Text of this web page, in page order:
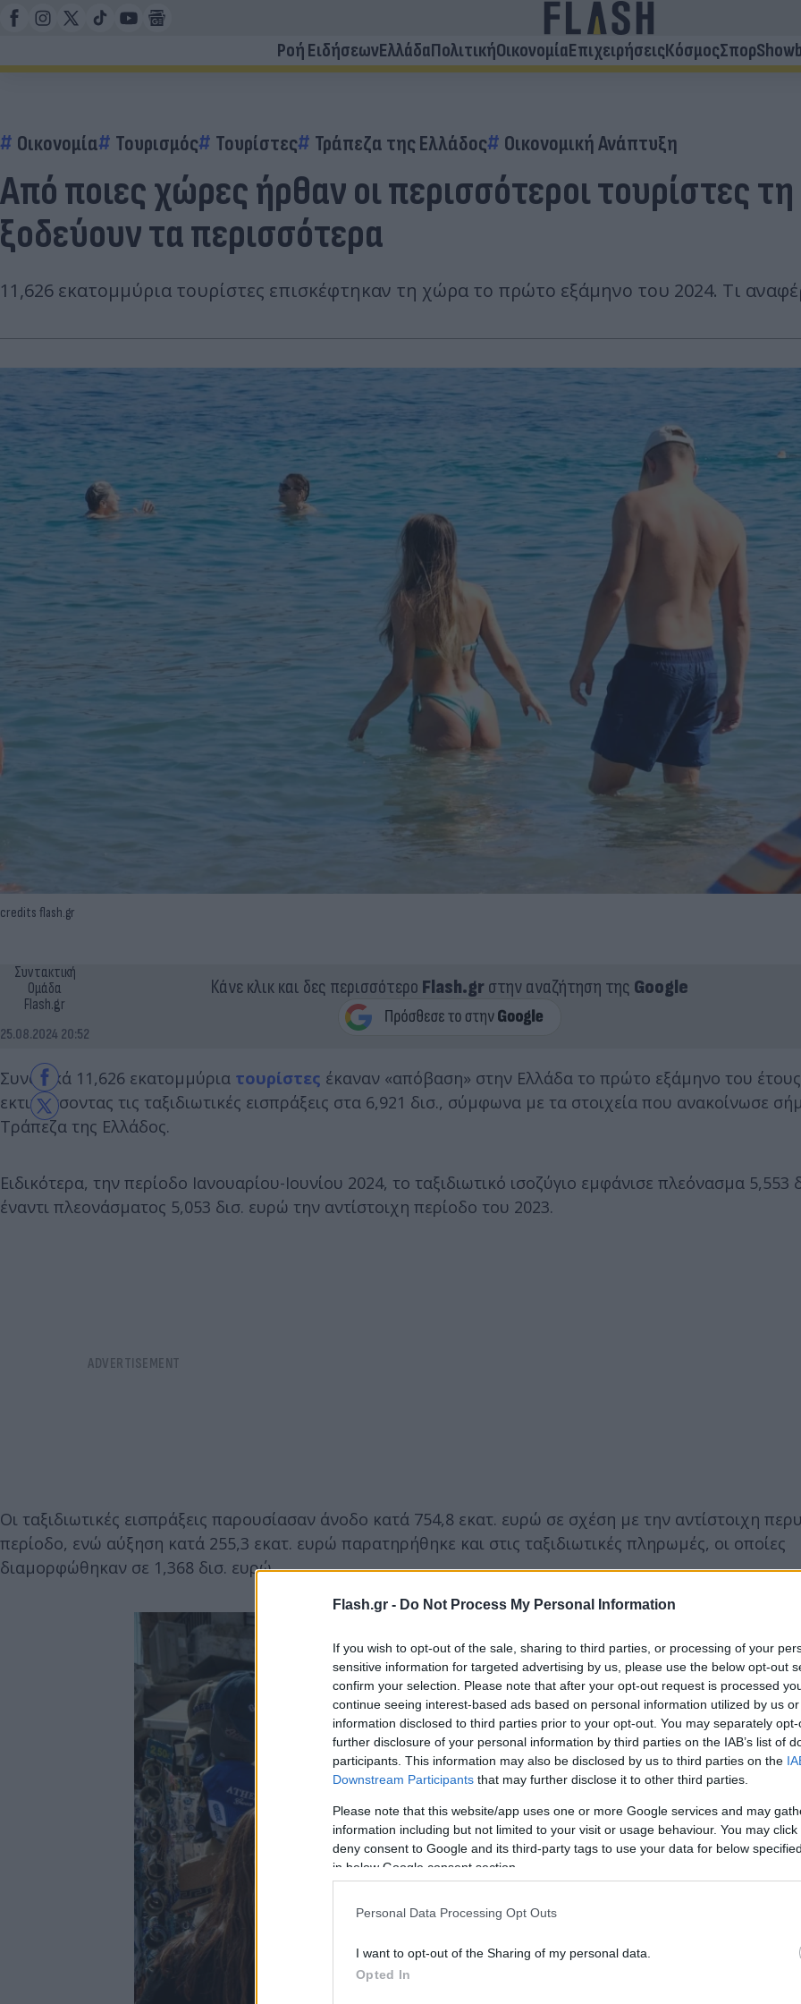
Flash.gr - Do Not Process My Personal Information
If you wish to opt-out of the sale, sharing to third parties, or processing of your
sensitive information for targeted advertising by us, please use the below opt-out
confirm your selection. Please note that after your opt-out request is processed
continue seeing interest-based ads based on personal information utilized by us
information disclosed to third parties prior to your opt-out. You may separately
further disclosure of your personal information by third parties on the IAB’s list of
participants. This information may also be disclosed by us to third parties on the
Downstream Participants that may further disclose it to other third parties.
Please note that this website/app uses one or more Google services and may
information including but not limited to your visit or usage behaviour. You may
deny consent to Google and its third-party tags to use your data for below
in below Google consent section.
Personal Data Processing Opt Outs
I want to opt-out of the Sharing of my personal data.
Opted In
Ροή ΕιδήσεωνΕλλάδαΠολιτικήΟικονομίαΕπιχειρήσειςΚόσμοςΣπορ
Οικονομία Τουρισμός Τουρίστες Τράπεζα της Ελλάδος Οικονομική Ανάπτυξη
Από ποιες χώρες ήρθαν οι περισσότεροι τουρίστες
ξοδεύουν τα περισσότερα
11,626 εκατομμύρια τουρίστες επισκέφτηκαν τη χώρα το πρώτο εξάμηνο του 2024. Τι
credits flash.gr
Συντακτική
Ομάδα
Flash.gr
25.08.2024 20:52
Κάνε κλικ και δες περισσότερο Flash.grστην αναζήτηση της Google
Συνολικά 11,626 εκατομμύρια τουρίστες έκαναν «απόβαση» στην Ελλάδα το πρώτο εξάμηνο του
εκτινάσσοντας τις ταξιδιωτικές εισπράξεις στα 6,921 δισ., σύμφωνα με τα στοιχεία που ανακοίνωσε
Τράπεζα της Ελλάδος.
Ειδικότερα, την περίοδο Ιανουαρίου-Ιουνίου 2024, το ταξιδιωτικό ισοζύγιο εμφάνισε πλεόνασμα 5,553
έναντι πλεονάσματος 5,053 δισ. ευρώ την αντίστοιχη περίοδο του 2023.
Οι ταξιδιωτικές εισπράξεις παρουσίασαν άνοδο κατά 754,8 εκατ. ευρώ σε σχέση με την αντίστοιχη
περίοδο, ενώ αύξηση κατά 255,3 εκατ. ευρώ παρατηρήθηκε και στις ταξιδιωτικές πληρωμές, οι οποίες
διαμορφώθηκαν σε 1,368 δισ. ευρώ.